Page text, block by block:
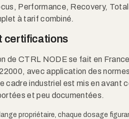
Performance, Recovery,
à tarif combiné.
certifications
de CTRL NODE se fait en
avec application des
cadre industriel est mis en avant
et peu documentées.
propriétaire, chaque dosage